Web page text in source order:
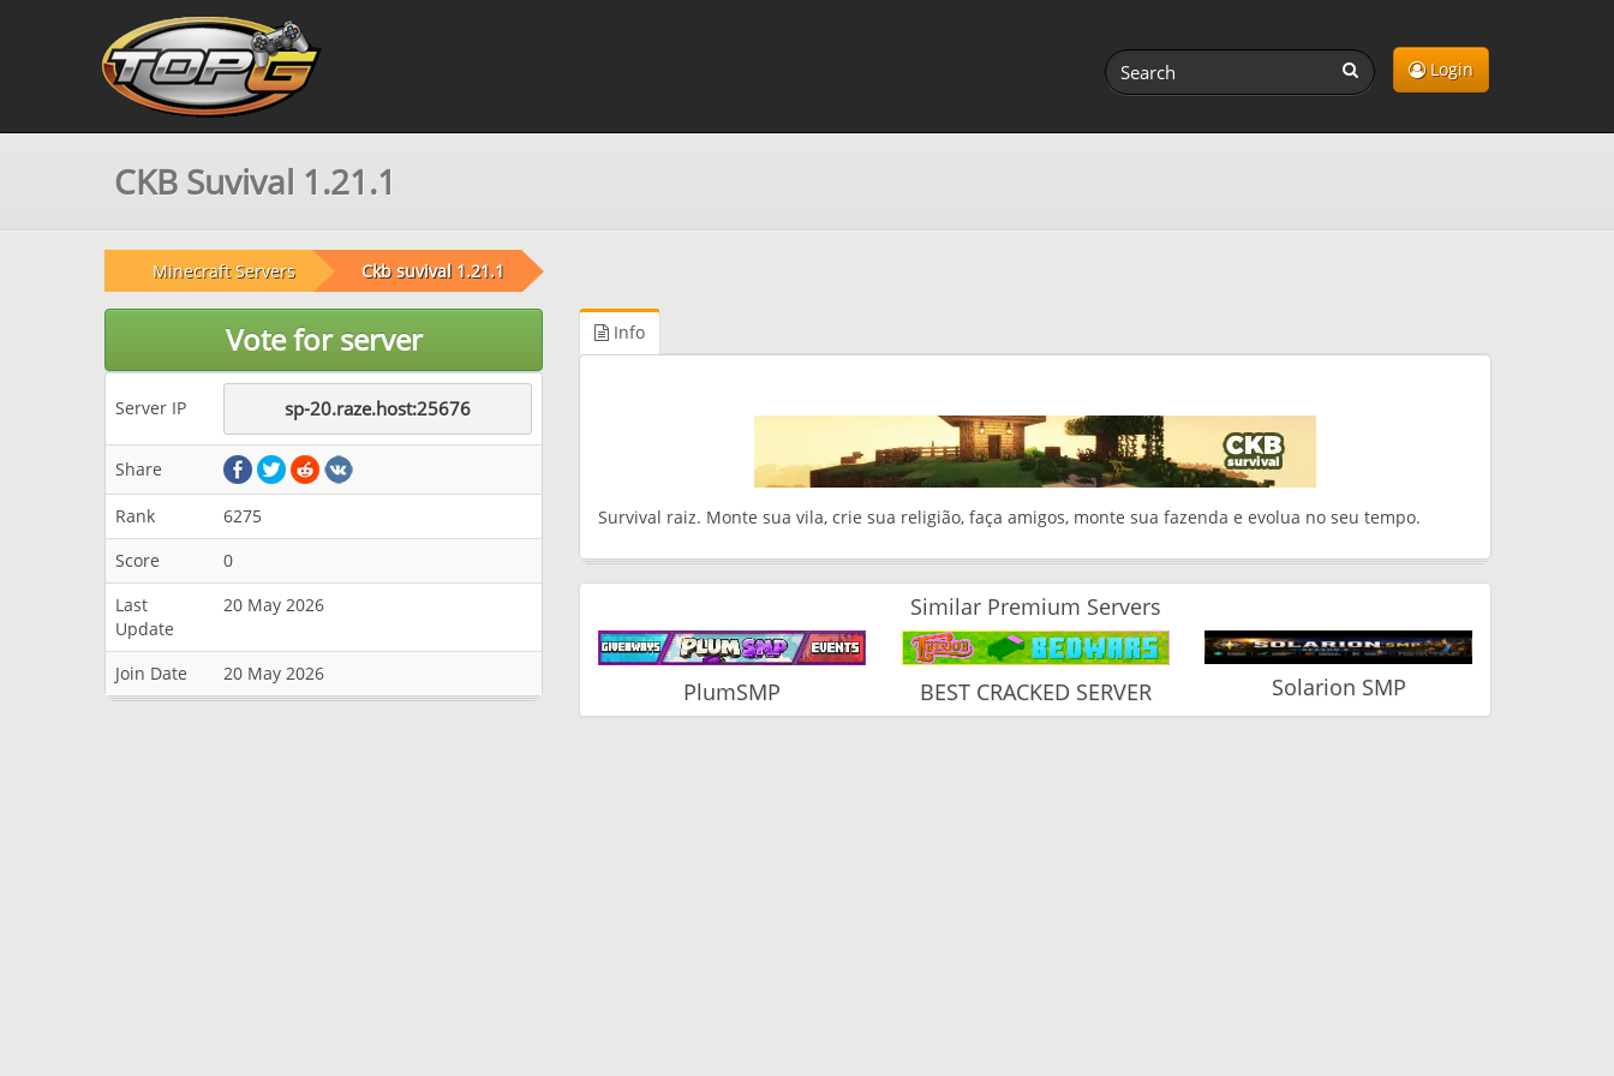
Login
CKB Suvival 1.21.1
Minecraft Servers Ckb suvival 1.21.1
Vote for server
Server IP sp-20.raze.host:25676
Share
Rank
6275
Score
0
Last
Update
20 May 2026
Join Date 20 May 2026
Info
Survival raiz. Monte sua vila, crie sua religião, faça amigos, monte sua fazenda e evolua no seu tempo.
Similar Premium Servers
PlumSMP BEST CRACKED SERVER Solarion SMP